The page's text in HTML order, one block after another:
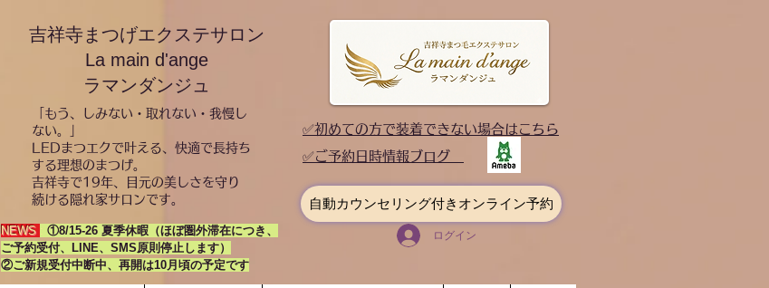
吉祥寺まつげエクステサロン
La main d'ange
ラマンダンジュ
「もう、しみない・取れない・我慢し
ない。」
LEDまつエクで叶える、快適で長持ち
する理想のまつげ。
吉祥寺で19年、目元の美しさを守り
続ける隠れ家サロンです。
NEWS : ①8/15-26 夏季休暇（ほぼ圏外滞在につき、
ご予約受付、LINE、SMS原則停止します）
②ご新規受付中断中、再開は10月頃の予定です
​✅初めての方で装着できない場合はこちら
✅ご予約日時情報ブログ
自動カウンセリング付きオンライン予約
ログイン